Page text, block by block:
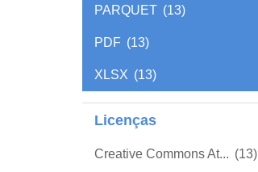
PARQUET (13)
PDF (13)
XLSX (13)
Licenças
Creative Commons At... (13)